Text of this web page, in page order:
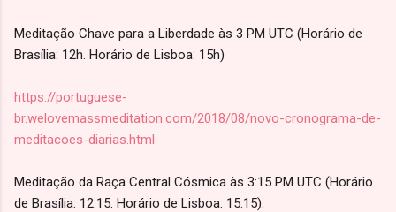
Meditação Chave para a Liberdade às 3 PM UTC (Horário de
Brasília: 12h. Horário de Lisboa: 15h)
https://portuguese-
br.welovemassmeditation.com/2018/08/novo-cronograma-de-
meditacoes-diarias.html
Meditação da Raça Central Cósmica às 3:15 PM UTC (Horário
de Brasília: 12:15. Horário de Lisboa: 15:15):